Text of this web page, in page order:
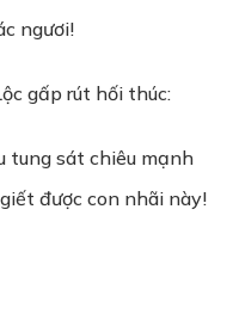
ngươi!
gấp rút hối thúc:
tung sát chiêu mạnh
được con nhãi này!